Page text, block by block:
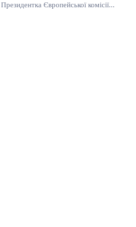
Європейської комісії...